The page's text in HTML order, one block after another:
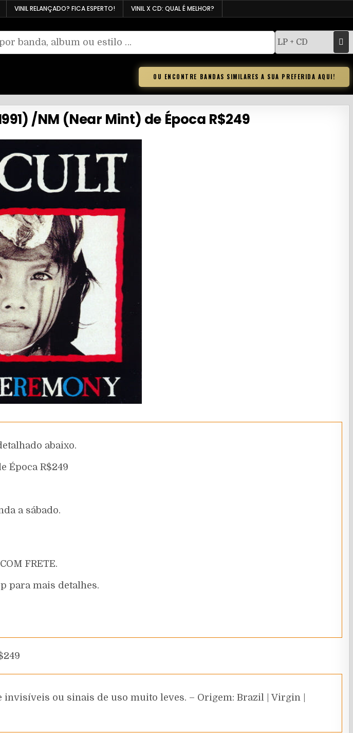
VINIL RELANÇADO? FICA ESPERTO! VINIL X CD: QUAL É MELHOR?
OU ENCONTRE BANDAS SIMILARES A SUA PREFERIDA AQUI!
/NM (Near Mint) de Época R$249
abaixo.
Época R$249
a sábado.
FRETE.
para mais detalhes.
ou sinais de uso muito leves. – Origem: Brazil | Virgin |